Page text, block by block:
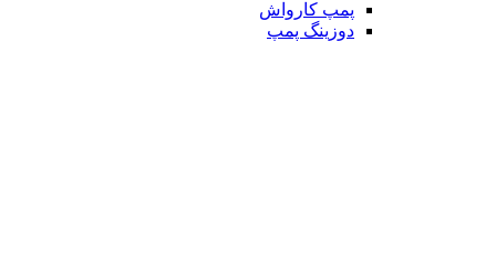
پمپ کارواش
دوزینگ پمپ